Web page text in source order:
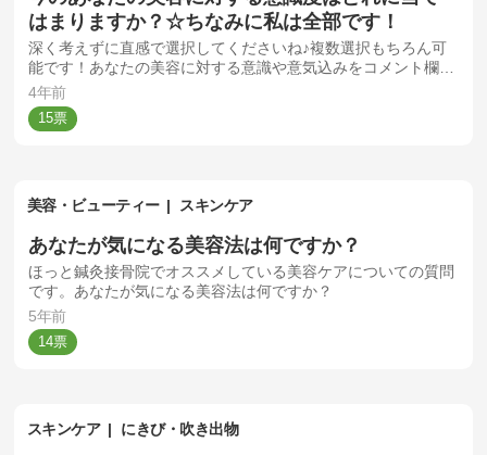
はまりますか？☆ちなみに私は全部です！
深く考えずに直感で選択してくださいね♪複数選択もちろん可
能です！あなたの美容に対する意識や意気込みをコメント欄に
記入してくださいね♪誰にも負けない熱い美容愛をどしどしお
待ちしてますよ！
4年前
15
美容・ビューティー スキンケア
あなたが気になる美容法は何ですか？
ほっと鍼灸接骨院でオススメしている美容ケアについての質問
です。あなたが気になる美容法は何ですか？
5年前
14
スキンケア にきび・吹き出物